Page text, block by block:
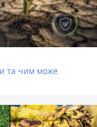
та чим може